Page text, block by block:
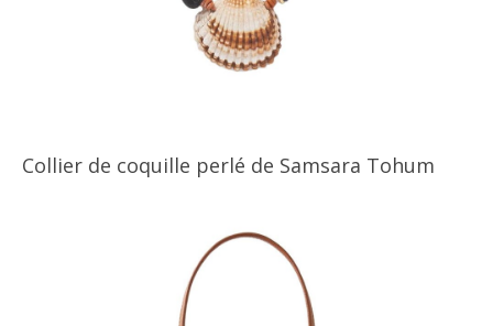
Collier de coquille perlé de Samsara Tohum